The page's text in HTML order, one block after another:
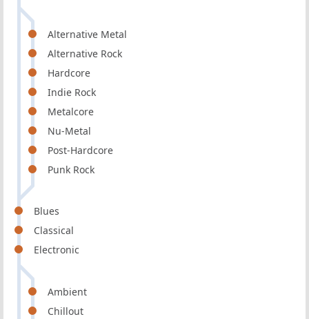
Alternative Metal
Alternative Rock
Hardcore
Indie Rock
Metalcore
Nu-Metal
Post-Hardcore
Punk Rock
Blues
Classical
Electronic
Ambient
Chillout